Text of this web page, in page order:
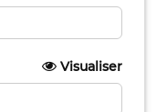
Visualiser